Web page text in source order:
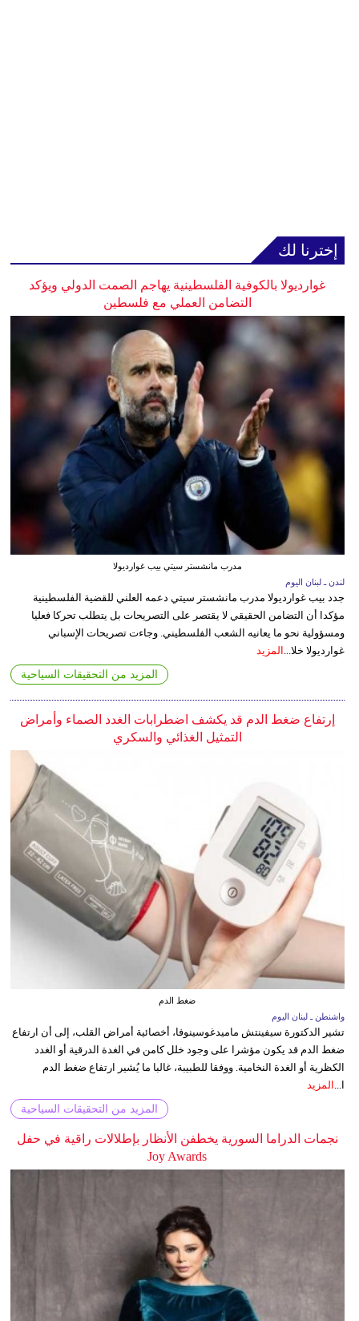
إخترنا لك
غوارديولا بالكوفية الفلسطينية يهاجم الصمت الدولي ويؤكد
التضامن العملي مع فلسطين
مدرب مانشستر سيتي بيب غوارديولا
لندن ـ لبنان اليوم
جدد بيب غوارديولا مدرب مانشستر سيتي دعمه العلني للقضية الفلسطينية
مؤكدا أن التضامن الحقيقي لا يقتصر على التصريحات بل يتطلب تحركا فعليا
ومسؤولية نحو ما يعانيه الشعب الفلسطيني. وجاءت تصريحات الإسباني
غوارديولا خلا...
المزيد
المزيد من التحقيقات السياحية
إرتفاع ضغط الدم قد يكشف اضطرابات الغدد الصماء وأمراض
التمثيل الغذائي والسكري
ضغط الدم
واشنطن ـ لبنان اليوم
تشير الدكتورة سيفينتش ماميدغوسينوفا، أخصائية أمراض القلب، إلى أن ارتفاع
ضغط الدم قد يكون مؤشرا على وجود خلل كامن في الغدة الدرقية أو الغدد
الكظرية أو الغدة النخامية. ووفقا للطبيبة، غالبا ما يُشير ارتفاع ضغط الدم
ا... المزيد
المزيد من التحقيقات السياحية
نجمات الدراما السورية يخطفن الأنظار بإطلالات راقية في حفل
Joy Awards